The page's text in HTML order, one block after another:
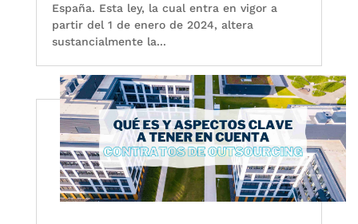
España. Esta ley, la cual entra en vigor a
partir del 1 de enero de 2024, altera
sustancialmente la...